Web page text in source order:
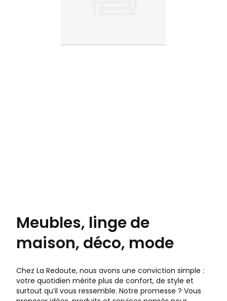
Meubles, linge de
maison, déco, mode
Chez La Redoute, nous avons une conviction simple :
votre quotidien mérite plus de confort, de style et
surtout qu’il vous ressemble. Notre promesse ? Vous